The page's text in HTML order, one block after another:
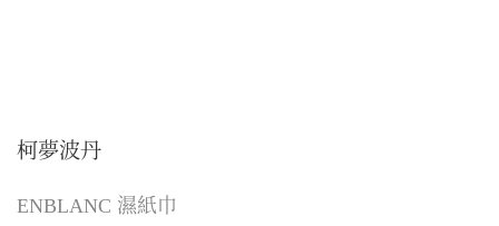
柯夢波丹
ENBLANC 濕紙巾